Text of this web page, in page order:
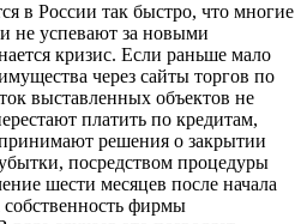
в России так быстро, что многие
не успевают за новыми
кризис. Если раньше мало
через сайты торгов по
выставленных объектов не
платить по кредитам,
решения о закрытии
посредством процедуры
шести месяцев после начала
собственность фирмы